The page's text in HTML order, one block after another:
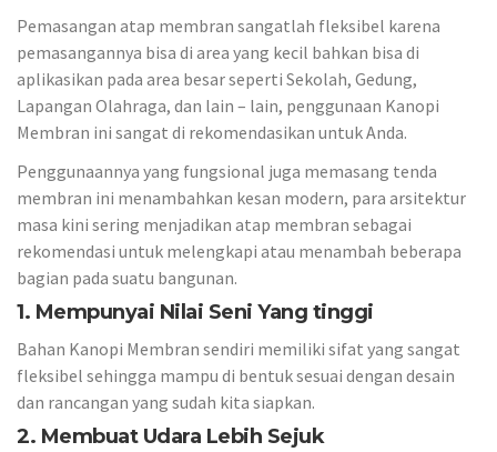
Pemasangan atap membran sangatlah fleksibel karena
pemasangannya bisa di area yang kecil bahkan bisa di
aplikasikan pada area besar seperti Sekolah, Gedung,
Lapangan Olahraga, dan lain – lain, penggunaan Kanopi
Membran ini sangat di rekomendasikan untuk Anda.
Penggunaannya yang fungsional juga memasang tenda
membran ini menambahkan kesan modern, para arsitektur
masa kini sering menjadikan atap membran sebagai
rekomendasi untuk melengkapi atau menambah beberapa
bagian pada suatu bangunan.
1. Mempunyai Nilai Seni Yang tinggi
Bahan Kanopi Membran sendiri memiliki sifat yang sangat
fleksibel sehingga mampu di bentuk sesuai dengan desain
dan rancangan yang sudah kita siapkan.
2. Membuat Udara Lebih Sejuk